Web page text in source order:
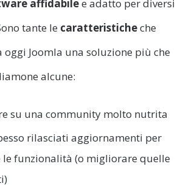
affidabilee adatto per diversi
tante le caratteristicheche
oggi Joomla una soluzione più che
alcune:
su una community molto nutrita
rilasciati aggiornamenti per
funzionalità (o migliorare quelle